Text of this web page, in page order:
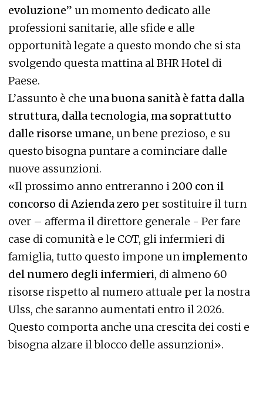
evoluzione” un momento dedicato alle
professioni sanitarie, alle sfide e alle
opportunità legate a questo mondo che si sta
svolgendo questa mattina al BHR Hotel di
Paese.
L’assunto è che una buona sanità è fatta dalla
struttura, dalla tecnologia, ma soprattutto
dalle risorse umane, un bene prezioso, e su
questo bisogna puntare a cominciare dalle
nuove assunzioni.
«Il prossimo anno entreranno i200 con il
concorso di Azienda zero per sostituire il turn
over – afferma il direttore generale - Per fare
case di comunità e le COT, gli infermieri di
famiglia, tutto questo impone un implemento
del numero degli infermieri, di almeno 60
risorse rispetto al numero attuale per la nostra
Ulss, che saranno aumentati entro il 2026.
Questo comporta anche una crescita dei costi e
bisogna alzare il blocco delle assunzioni».